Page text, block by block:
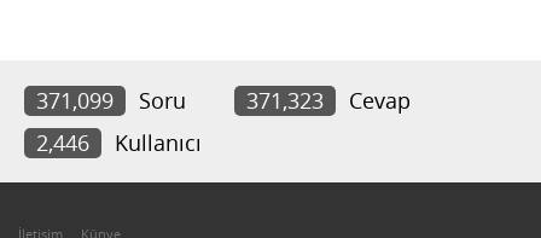
371,099 Soru 371,323
Cevap
2,446
Kullanıcı
İletişim Künye